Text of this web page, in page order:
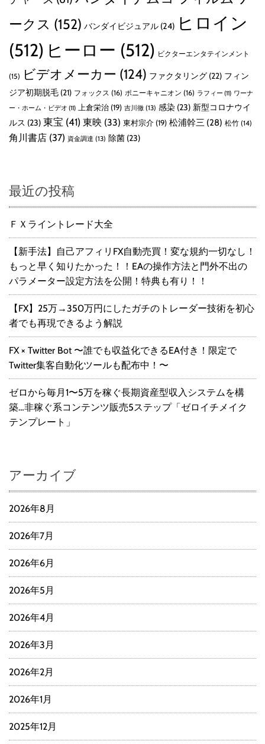
ークス (152) バンダイビジュアル (24) ヒロイン
(512) ヒーロー (512) ビクターエンタテインメント
(15) ビデオメーカー (124) ファクタリング (22) フィン
ジア初期脱毛 (21) フォックス (16) ポニーキャニオン (16) ラフィー (11) ワーナ
ー・ホーム・ビデオ (11) 上倉栄治 (19) 吉川徹 (13) 感染 (23) 新型コロナウイ
ルス (23) 東宝 (41) 東映 (33) 東村宗介 (19) 松浦幹三 (28) 松竹 (14)
角川書店 (37) 資金調達 (13) 除菌 (23)
最近の投稿
ＦＸライントレード大全
【新手法】自己アフィリFX自動売買！変な規約一切なし！
もっと早く知りたかった！！EAの操作方法と門外不出の
パラメーター設定方法を公開！特典も有り！！
【FX】25万→350万円にしたガチのトレーダー技術を初心
者でも再現できるよう解説
FX × Twitter Bot 〜誰でも収益化できるEA付き！限定で
Twitter集客自動化ツールも配布中！〜
ゼロから毎月1〜5万を稼ぐ長期資産型収入システムを構
築…非稼ぐ系コンテンツ販売5ステップ「ゼロイチメイク
テンプレート」
アーカイブ
2026年8月
2026年7月
2026年6月
2026年5月
2026年4月
2026年3月
2026年2月
2026年1月
2025年12月